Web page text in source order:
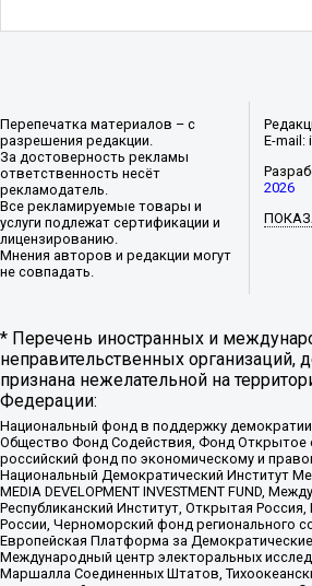
Перепечатка материалов – с
разрешения редакции.
За достоверность рекламы
ответственность несёт
рекламодатель.
Все рекламируемые товары и
услуги подлежат сертификации и
лицензированию.
Мнения авторов и редакции могут
не совпадать.
E-mail:
2026
* Перечень иностранных и
неправительственных организаций,
признана нежелательной на
Федерации:
Национальный фонд в поддержку
Общество Фонд Содействия, Фонд Открытое
российский фонд по экономическому и
Национальный Демократический Институт
MEDIA DEVELOPMENT INVESTMENT FUND,
Республиканский Институт, Открытая
России, Черноморский фонд регионального
Европейская Платформа за
Международный центр электоральных
Маршалла Соединенных Штатов,